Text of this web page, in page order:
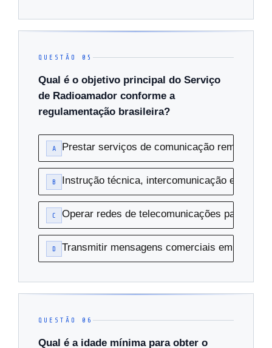
QUESTÃO 05
Qual é o objetivo principal do Serviço
de Radioamador conforme a
regulamentação brasileira?
A Prestar serviços de comunicação
B Instrução técnica, intercomunicação e
C Operar redes de telecomunicações para
D Transmitir mensagens comerciais em nome
QUESTÃO 06
Qual é a idade mínima para obter o